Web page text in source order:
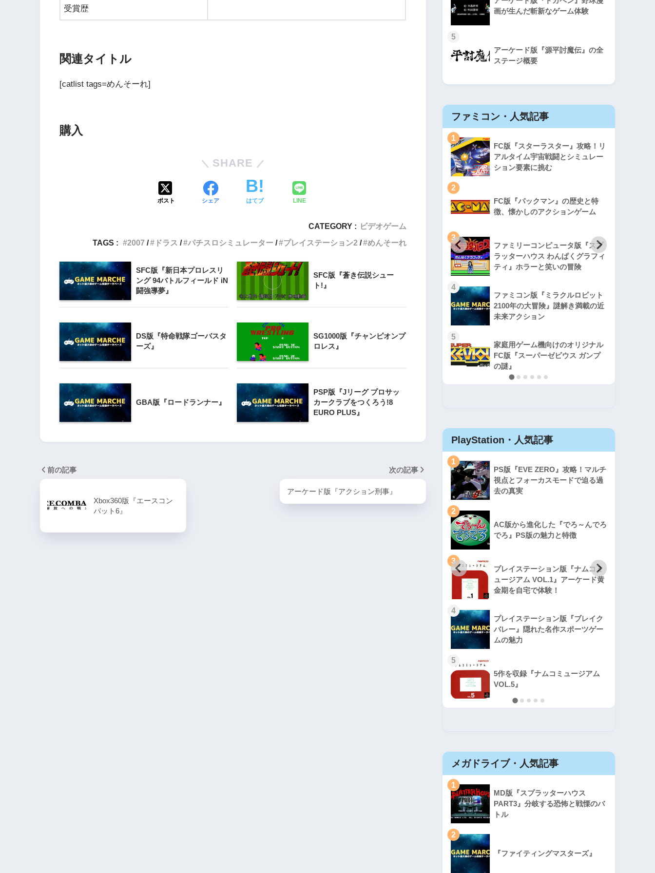
受賞歴
関連タイトル
[catlist tags=めんそーれ]
購入
SHARE
ポスト シェア はてブ LINE
CATEGORY : ビデオゲーム
TAGS :
2007 ドラス パチスロシミュレーター プレイステーション2 めんそーれ
SFC版『新日本プロレスリ
ング 94バトルフィールド iN
闘強導夢』
SFC版『蒼き伝説シュー
ト!』
DS版『特命戦隊ゴーバスタ
ーズ』
SG1000版『チャンピオンプ
ロレス』
GBA版『ロードランナー』
PSP版『Jリーグ プロサッ
カークラブをつくろう!8
EURO PLUS』
前の記事
Xbox360版『エースコン
バット6』
次の記事
アーケード版『アクション刑事』
画が生んだ斬新なゲーム体験
5
アーケード版『源平討魔伝』の全
ステージ概要
ワールドパーティ』
Wii版『ドラゴンクエストX』シリ
Wii版『クレイジークライマー
の楽しさ
4
『星のカービィ Wii』
5
Wii版『星のカービィ 20周年スペ
4
5
『ナックルヘッズ』Switch版＆
を再び体験
ファミコン・人気記事
1
FC版『スターラスター』攻略！リ
アルタイム宇宙戦闘とシミュレー
ション要素に挑む
2
FC版『パックマン』の歴史と特
徴、懐かしのアクションゲーム
3
ファミリーコンピュータ版『スプ
ラッターハウス わんぱくグラフィ
ティ』ホラーと笑いの冒険
4
ファミコン版『ミラクルロピット
2100年の大冒険』謎解き満載の近
未来アクション
5
家庭用ゲーム機向けのオリジナル
FC版『スーパーゼビウス ガンプ
の謎』
PlayStation4・人気記事
2
ラルディア特集でゲームの深層に
PlayStation5・人気記事 PlayStation・人気記事
1
PS版『EVE ZERO』攻略！マルチ
視点とフォーカスモードで迫る過
去の真実
2
AC版から進化した『でろ～んでろ
でろ』PS版の魅力と特徴
3
プレイステーション版『ナムコミ
ュージアム VOL.1』アーケード黄
金期を自宅で体験！
4
プレイステーション版『ブレイク
バレー』隠れた名作スポーツゲー
ムの魅力
5
5作を収録『ナムコミュージアム
VOL.5』
メガドライブ・人気記事
1
MD版『スプラッターハウス
PART3』分岐する恐怖と戦慄のバ
トル
2
『ファイティングマスターズ』